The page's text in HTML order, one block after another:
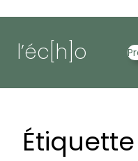
Aller
contenu
l’éc[h]o
Étiquette